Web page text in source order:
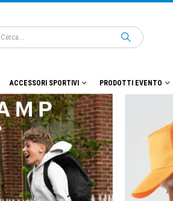
ACCESSORI SPORTIVI PRODOTTI EVENTO